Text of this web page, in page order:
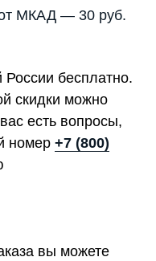
МКАД — 30 руб.
бесплатно.
скидки можно
есть вопросы,
номер +7 (800)
вы можете